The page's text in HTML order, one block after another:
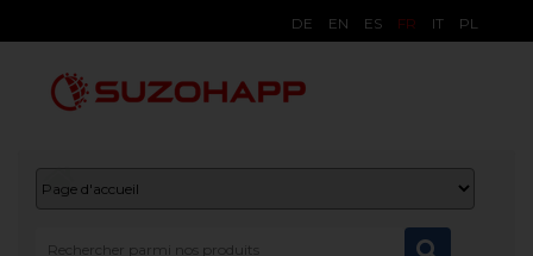
DE EN ES FR IT PL